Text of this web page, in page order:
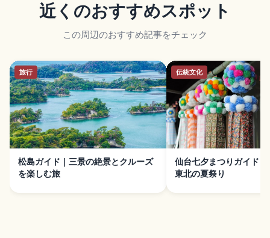
近くのおすすめスポット
この周辺のおすすめ記事をチェック
旅行
松島ガイド｜三景の絶景とクルーズ
を楽しむ旅
伝統文化
仙台七夕まつりガイド
東北の夏祭り